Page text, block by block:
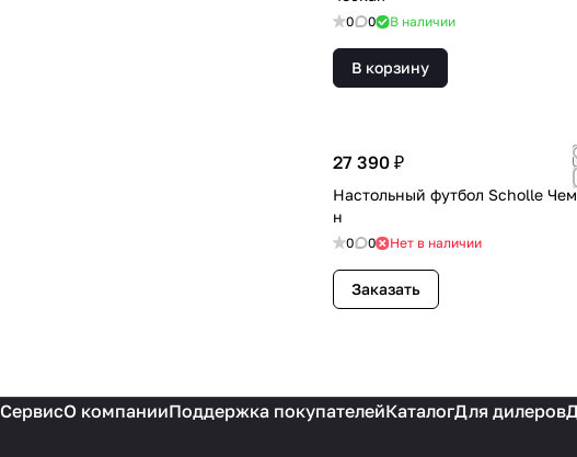
0 0 В наличии
В корзину
27 390 ₽
Настольный футбол Scholle
н
0 0 Нет в наличии
Заказать
СервисО компанииПоддержка покупателейКаталогДля дилеров